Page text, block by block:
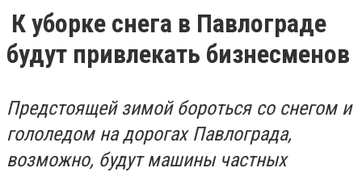
К уборке снега в Павлограде
будут привлекать бизнесменов
Предстоящей зимой бороться со снегом и
гололедом на дорогах Павлограда,
возможно, будут машины частных